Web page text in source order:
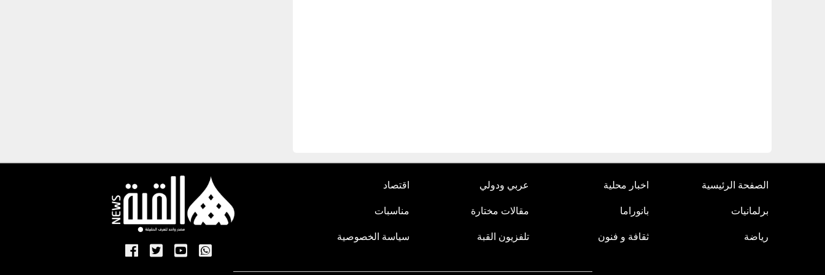
الصفحة الرئيسية اخبار محلية عربي ودولي اقتصاد
برلمانيات بانوراما مقالات مختارة مناسبات
رياضة ثقافة و فنون تلفزيون القبة سياسة الخصوصية